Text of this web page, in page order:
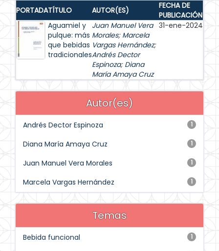
PORTADATÍTULO AUTOR(ES)
FECHA DE
PUBLICACIÓN
Aguamiel y
pulque: más
que bebidas
tradicionales
Juan Manuel Vera
Morales; Marcela
Vargas Hernández;
Andrés Dector
Espinoza; Diana
María Amaya Cruz
31-ene-2024
Autor(es)
1
Andrés Dector Espinoza
1
Diana María Amaya Cruz
1
Juan Manuel Vera Morales
1
Marcela Vargas Hernández
Temas
1
Bebida funcional